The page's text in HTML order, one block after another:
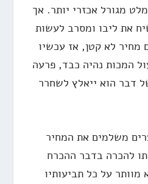
מגורל אכזרי יותר. אך
את ליבו ומסרב לעשות
מחיר לא קטן, אז עכשיו
המכות נהיה כבד, פרעה
דבר הוא ייאלץ לשחרר
משלמים את המחיר
להכרה בדבר ההכרח
על כל תביעותיו